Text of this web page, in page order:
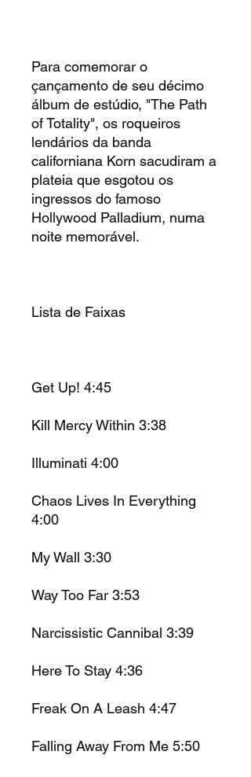
Para comemorar o
çançamento de seu décimo
álbum de estúdio, "The Path
of Totality", os roqueiros
lendários da banda
californiana Korn sacudiram a
plateia que esgotou os
ingressos do famoso
Hollywood Palladium, numa
noite memorável.
Lista de Faixas
Get Up! 4:45
Kill Mercy Within 3:38
Illuminati 4:00
Chaos Lives In Everything
4:00
My Wall 3:30
Way Too Far 3:53
Narcissistic Cannibal 3:39
Here To Stay 4:36
Freak On A Leash 4:47
Falling Away From Me 5:50